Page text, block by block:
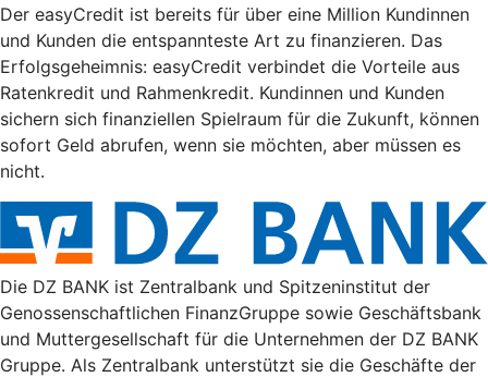
Der easyCredit ist bereits für über eine Million Kundinnen
und Kunden die entspannteste Art zu finanzieren. Das
Erfolgsgeheimnis: easyCredit verbindet die Vorteile aus
Ratenkredit und Rahmenkredit. Kundinnen und Kunden
sichern sich finanziellen Spielraum für die Zukunft, können
sofort Geld abrufen, wenn sie möchten, aber müssen es
nicht.
Die DZ BANK ist Zentralbank und Spitzeninstitut der
Genossenschaftlichen FinanzGruppe sowie Geschäftsbank
und Muttergesellschaft für die Unternehmen der DZ BANK
Gruppe. Als Zentralbank unterstützt sie die Geschäfte der